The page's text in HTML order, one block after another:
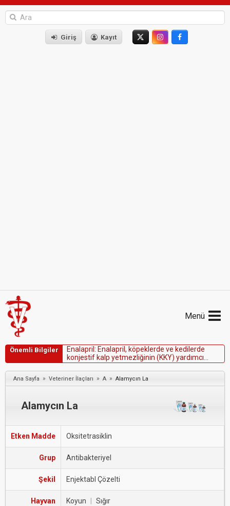
Giriş Kayıt
Menü
Önemli Bilgiler Ena apri : Ena apri , köpekerde ve kedi erde
konjestif ka p yetmez iğinin (KKY) yardımcı
tedavisindeyararlıolabilir.
Ana Sayfa » Veteriner İlaçları » A » Alamycın La
Alamycın La
Etken Madde Oksitetrasiklin
Grup Antibakteriyel
Şekil Enjektabl Çözelti
Hayvan Koyun Sığır